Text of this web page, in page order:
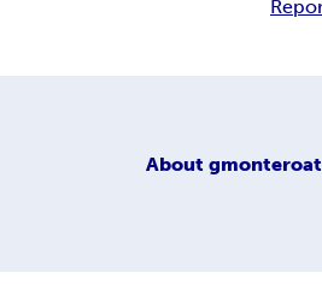
About